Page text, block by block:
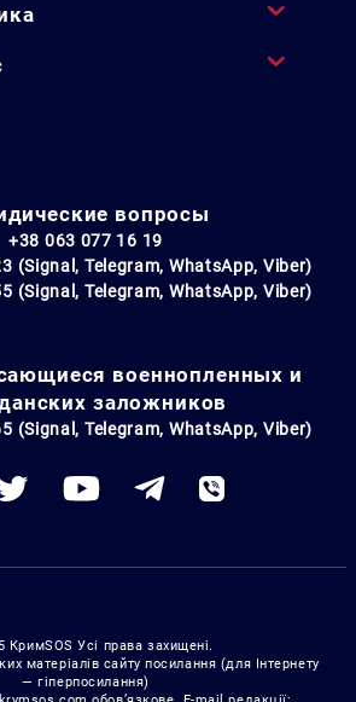
вопросы
+38 063 077 16 19
(Signal, Telegram, WhatsApp, Viber)
(Signal, Telegram, WhatsApp, Viber)
военнопленных и
заложников
(Signal, Telegram, WhatsApp, Viber)
КримSOS Усі права захищені.
матеріалів сайту посилання (для Інтернету
— гіперпосилання)